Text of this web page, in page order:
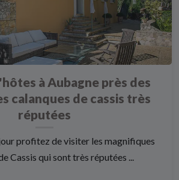
à Aubagne près des
calanques de cassis très
réputées
profitez de visiter les magnifiques
Cassis qui sont très réputées ...